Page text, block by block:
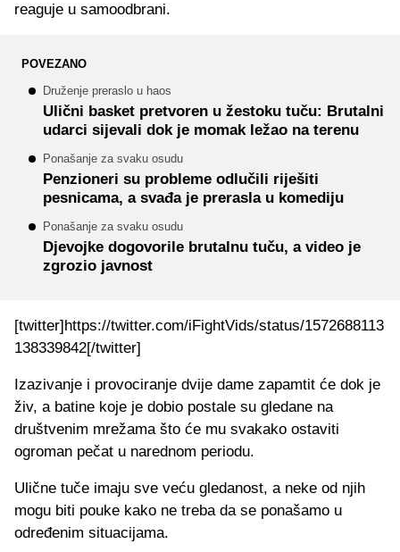
reaguje u samoodbrani.
POVEZANO
Druženje preraslo u haos
Ulični basket pretvoren u žestoku tuču: Brutalni
udarci sijevali dok je momak ležao na terenu
Ponašanje za svaku osudu
Penzioneri su probleme odlučili riješiti
pesnicama, a svađa je prerasla u komediju
Ponašanje za svaku osudu
Djevojke dogovorile brutalnu tuču, a video je
zgrozio javnost
[twitter]https://twitter.com/iFightVids/status/1572688113
138339842[/twitter]
Izazivanje i provociranje dvije dame zapamtit će dok je
živ, a batine koje je dobio postale su gledane na
društvenim mrežama što će mu svakako ostaviti
ogroman pečat u narednom periodu.
Ulične tuče imaju sve veću gledanost, a neke od njih
mogu biti pouke kako ne treba da se ponašamo u
određenim situacijama.